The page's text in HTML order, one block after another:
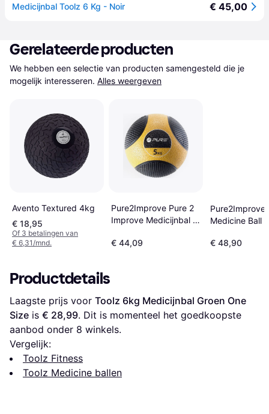
Medicijnbal Toolz 6 Kg - Noir € 45,00
Gerelateerde producten
We hebben een selectie van producten samengesteld die je
mogelijk interesseren. Alles weergeven
Avento Textured 4kg
€ 18,95
Of 3 betalingen van
€ 6,31/mnd.
Pure2Improve Pure 2
Improve Medicijnbal 5
€ 44,09
Pure2Improve
Medicine Ball
€ 48,90
Productdetails
Laagste prijs voor Toolz 6kg Medicijnbal Groen One
Size is € 28,99. Dit is momenteel het goedkoopste
aanbod onder 8 winkels.
Vergelijk:
Toolz Fitness
Toolz Medicine ballen